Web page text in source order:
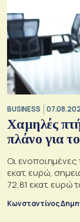
BUSINESS
Χαμηλές
πλάνο για
Οι
εκατ. ευρώ,
72,81 εκατ. ευρώ
Κωνσταντίνος